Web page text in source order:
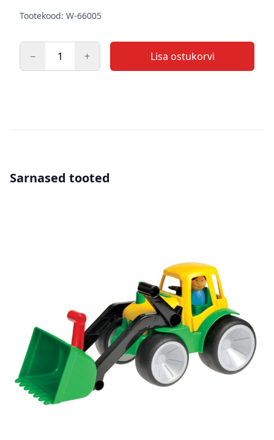
Tootekood: W-66005
− + Lisa ostukorvi
Sarnased tooted